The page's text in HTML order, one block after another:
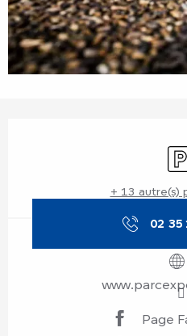
+ 13 autre(s)
02 35
Page